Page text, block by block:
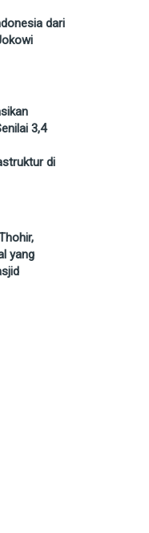
dari
3,4
di
yang